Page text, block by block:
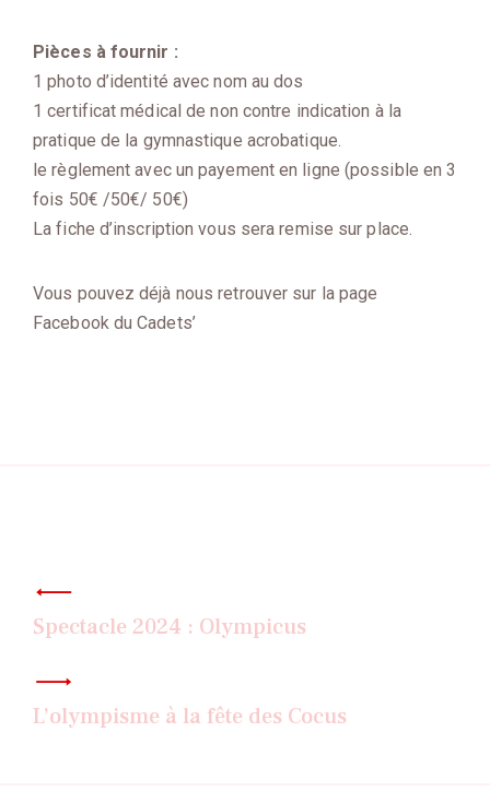
Pièces à fournir :
1 photo d’identité avec nom au dos
1 certificat médical de non contre indication à la
pratique de la gymnastique acrobatique.
le règlement avec un payement en ligne (possible en 3
fois 50€ /50€/ 50€)
La fiche d’inscription vous sera remise sur place.
Vous pouvez déjà nous retrouver sur la page
Facebook du Cadets’
de
l’article
Spectacle 2024 : Olympicus
L’olympisme à la fête des Cocus